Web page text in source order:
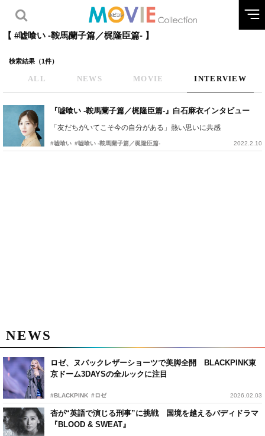
【 #嘘喰い -鞍馬蘭子篇／梶隆臣篇- 】
検索結果（1件）
ALL NEWS MOVIE INTERVIEW
『嘘喰い -鞍馬蘭子篇／梶隆臣篇-』白石麻衣インタビュー
「友だちがいてこそ今の自分がある」熱い思いに共感
#嘘喰い #嘘喰い -鞍馬蘭子篇／梶隆臣篇- 2022.2.10
NEWS
ロゼ、ヌバックレザーショーツで美脚全開 BLACKPINK東
京ドーム3DAYSの全ルックに注目
#BLACKPINK #ロゼ 2026.02.03
杏が“英語で演じる刑事”に挑戦 国境を越えるバディドラマ
『BLOOD & SWEAT』